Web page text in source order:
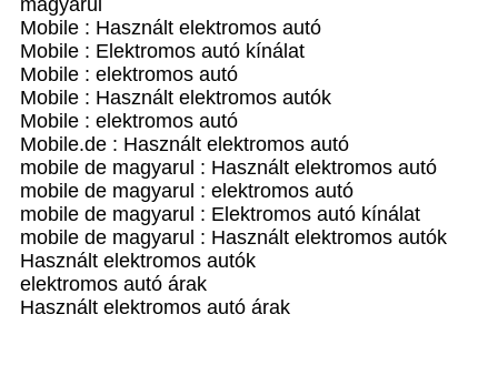
magyarul
Mobile : Használt elektromos autó
Mobile : Elektromos autó kínálat
Mobile : elektromos autó
Mobile : Használt elektromos autók
Mobile : elektromos autó
Mobile.de : Használt elektromos autó
mobile de magyarul : Használt elektromos autó
mobile de magyarul : elektromos autó
mobile de magyarul : Elektromos autó kínálat
mobile de magyarul : Használt elektromos autók
Használt elektromos autók
elektromos autó árak
Használt elektromos autó árak